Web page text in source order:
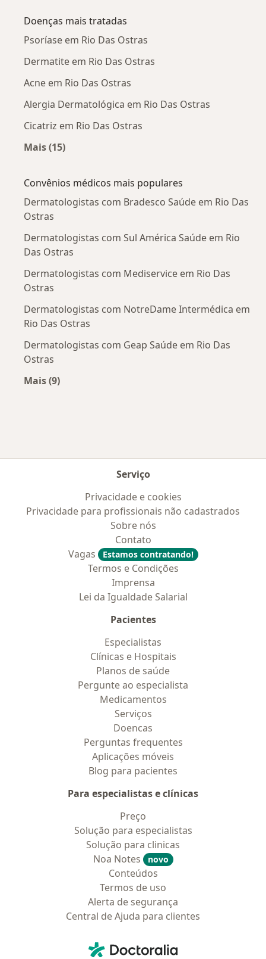
Doenças mais tratadas
Psoríase em Rio Das Ostras
Dermatite em Rio Das Ostras
Acne em Rio Das Ostras
Alergia Dermatológica em Rio Das Ostras
Cicatriz em Rio Das Ostras
Mais (15)
Convênios médicos mais populares
Dermatologistas com Bradesco Saúde em Rio Das
Ostras
Dermatologistas com Sul América Saúde em Rio
Das Ostras
Dermatologistas com Mediservice em Rio Das
Ostras
Dermatologistas com NotreDame Intermédica em
Rio Das Ostras
Dermatologistas com Geap Saúde em Rio Das
Ostras
Mais (9)
Serviço
Privacidade e cookies
Privacidade para profissionais não cadastrados
Sobre nós
Contato
Vagas
Estamos contratando!
Termos e Condições
Imprensa
Lei da Igualdade Salarial
Pacientes
Especialistas
Clínicas e Hospitais
Planos de saúde
Pergunte ao especialista
Medicamentos
Serviços
Doencas
Perguntas frequentes
Aplicações móveis
Blog para pacientes
Para especialistas e clínicas
Preço
Solução para especialistas
Solução para clinicas
Noa Notes
novo
Conteúdos
Termos de uso
Alerta de segurança
Central de Ajuda para clientes
Doctoralia - Homepage